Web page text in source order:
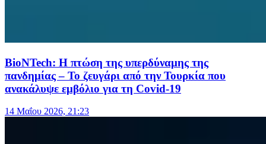
BioNTech: Η πτώση της υπερδύναμης της
πανδημίας – Το ζευγάρι από την Τουρκία που
ανακάλυψε εμβόλιο για τη Covid-19
14 Μαΐου 2026, 21:23